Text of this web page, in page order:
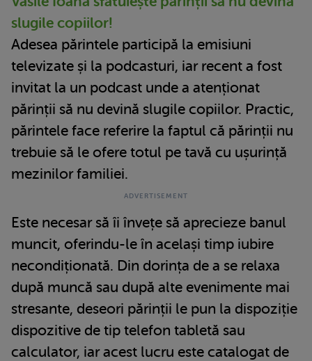
slugile copiilor!
Adesea părintele participă la emisiuni
televizate și la podcasturi, iar recent a fost
invitat la un podcast unde a atenționat
părinții să nu devină slugile copiilor. Practic,
părintele face referire la faptul că părinții nu
trebuie să le ofere totul pe tavă cu ușurință
mezinilor familiei.
Este necesar să îi învețe să aprecieze banul
muncit, oferindu-le în același timp iubire
necondiționată. Din dorința de a se relaxa
după muncă sau după alte evenimente mai
stresante, deseori părinții le pun la dispoziție
dispozitive de tip telefon tabletă sau
calculator, iar acest lucru este catalogat de